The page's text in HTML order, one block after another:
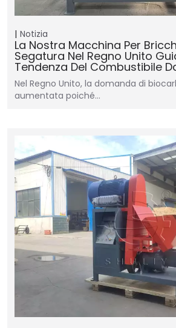
Notizia
La Nostra Macchina Per
Segatura Nel Regno Unito
Tendenza Del Combustibile
Nel Regno Unito, la domanda di
aumentata poiché…